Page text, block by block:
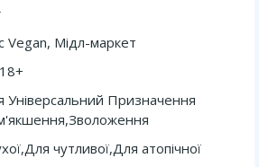
Мідл-маркет
Універсальний Призначення
чутливої,Для атопічної